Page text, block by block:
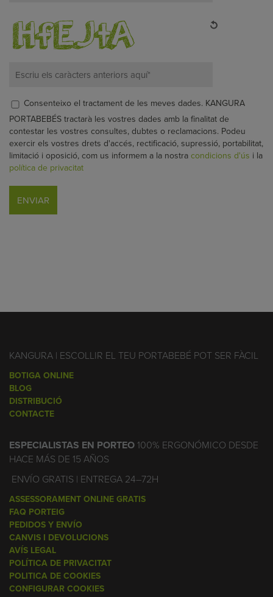
Consenteixo el tractament de les meves dades. KANGURA
PORTABEBÉS tractarà les vostres dades amb la finalitat de
contestar les vostres consultes, dubtes o reclamacions. Podeu
exercir els vostres drets d'accés, rectificació, supressió, portabilitat,
limitació i oposició, com us informem a la nostra condicions d'ús i la
política de privacitat
KANGURA | ESCOLLIR EL TEU PORTABEBÉ POT SER FÀCIL
BOTIGA ONLINE
BLOG
DISTRIBUCIÓ
CONTACTE
ESPECIALISTAS EN PORTEO100% ERGONÓMICO DESDE
HACE MÁS DE 15 AÑOS
ENVÍO GRATIS | ENTREGA 24–72H
ASSESSORAMENT ONLINE GRATIS
FAQ PORTEIG
PEDIDOS Y ENVÍO
CANVIS I DEVOLUCIONS
AVÍS LEGAL
POLÍTICA DE PRIVACITAT
POLITICA DE COOKIES
CONFIGURAR COOKIES